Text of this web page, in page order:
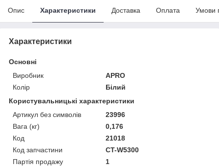
Опис Характеристики Доставка Оплата Умови
Характеристики
Основні
Виробник
APRO
Колір
Білий
Користувальницькі характеристики
Артикул без символів
23996
Вага (кг)
0,176
Код
21018
Код запчастини
CT-W5300
Партія продажу
1